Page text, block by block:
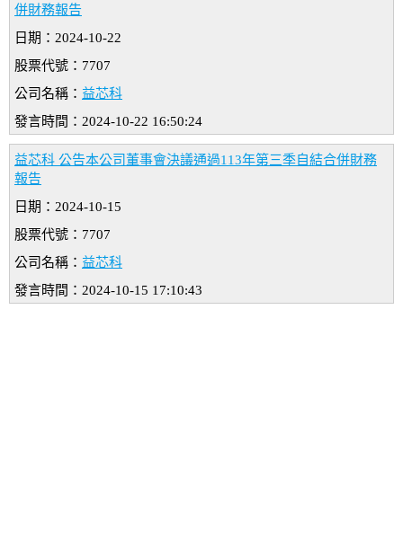
併財務報告
日期：2024-10-22
股票代號：7707
公司名稱： 益芯科
發言時間：2024-10-22 16:50:24
益芯科 公告本公司董事會決議通過113年第三季自結合併財務
報告
日期：2024-10-15
股票代號：7707
公司名稱： 益芯科
發言時間：2024-10-15 17:10:43